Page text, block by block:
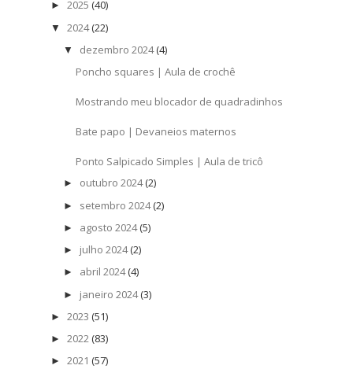
► 2025 (40)
▼ 2024 (22)
▼ dezembro 2024 (4)
Poncho squares | Aula de crochê
Mostrando meu blocador de quadradinhos
Bate papo | Devaneios maternos
Ponto Salpicado Simples | Aula de tricô
► outubro 2024 (2)
► setembro 2024 (2)
► agosto 2024 (5)
► julho 2024 (2)
► abril 2024 (4)
► janeiro 2024 (3)
► 2023 (51)
► 2022 (83)
► 2021 (57)